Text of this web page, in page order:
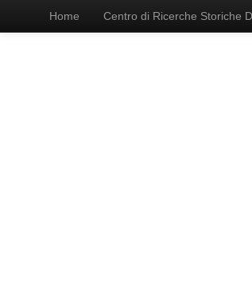
Home Centro di Ricerche Storiche